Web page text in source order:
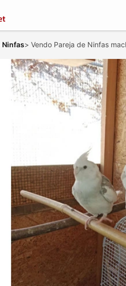
Ninfas> Vendo Pareja de Ninfas